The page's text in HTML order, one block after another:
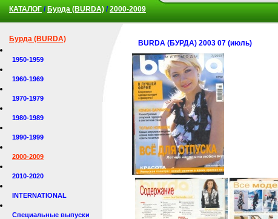
КАТАЛОГ / Бурда (BURDA) /2000-2009
Бурда (BURDA)
1950-1959
1960-1969
1970-1979
1980-1989
1990-1999
2000-2009
2010-2020
INTERNATIONAL
Специальные выпуски
BURDA (БУРДА) 2003 07 (июль)